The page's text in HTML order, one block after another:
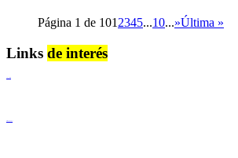
Página 1 de 101 2345...10...»Última »
Links de interés